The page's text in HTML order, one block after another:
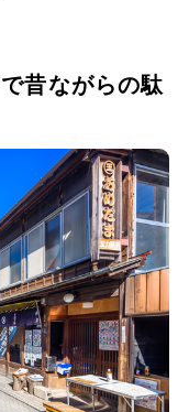
ながらの駄